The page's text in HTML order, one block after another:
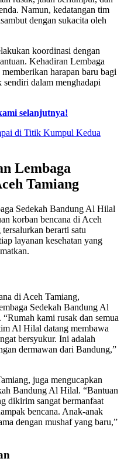
Namun, kedatangan tim
dengan sukacita oleh
koordinasi dengan
Kehadiran Lembaga
harapan baru bagi
dalam menghadapi
selanjutnya!
di Titik Kumpul Kedua
Lembaga
Tamiang
Sedekah Bandung Al Hilal
korban bencana di Aceh
berarti satu
layanan kesehatan yang
di Aceh Tamiang,
Sedekah Bandung Al
kami rusak dan semua
Al Hilal datang membawa
bersyukur. Ini adalah
dermawan dari Bandung,”
juga mengucapkan
Bandung Al Hilal. “Bantuan
dikirim sangat bermanfaat
bencana. Anak-anak
dengan mushaf yang baru,”